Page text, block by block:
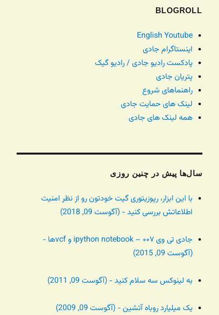
BLOGROLL
English Youtube
اینستاگرام جادی
پادکست رادیو جادی / رادیو گیک
پتریان جادی
راهنماهای شروع
لینک های حمایت جادی
همه لینک های جادی
سال‌ها پیش در چنین روزی
با این ابزار، رپوزیتوری گیت خودتون رو از نظر امنیت
اطلاعاتش بررسی کنید - (آگوست 09, 2018)
جادی تی وی ۰۰۷ – ipython notebook و vcfها -
(آگوست 09, 2015)
به لینوکس سه سلام کنید - (آگوست 09, 2011)
یک میلیارد روباه آتشین - (آگوست 09, 2009)